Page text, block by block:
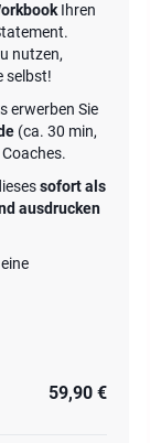
Ihren
nutzen,
selbst!
erwerben Sie
(ca. 30 min,
sofort als
ausdrucken
59,90 €